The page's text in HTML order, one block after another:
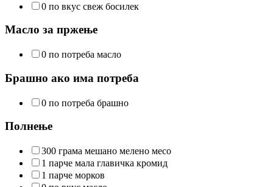
0 по вкус свеж босилек
Масло за пржење
0 по потреба масло
Брашно ако има потреба
0 по потреба брашно
Полнење
300 грама мешано мелено месо
1 парче мала главичка кромид
1 парче морков